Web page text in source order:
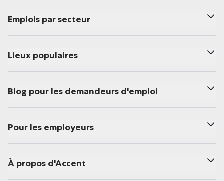
Emplois par secteur
Lieux populaires
Blog pour les demandeurs d'emploi
Pour les employeurs
À propos d'Accent